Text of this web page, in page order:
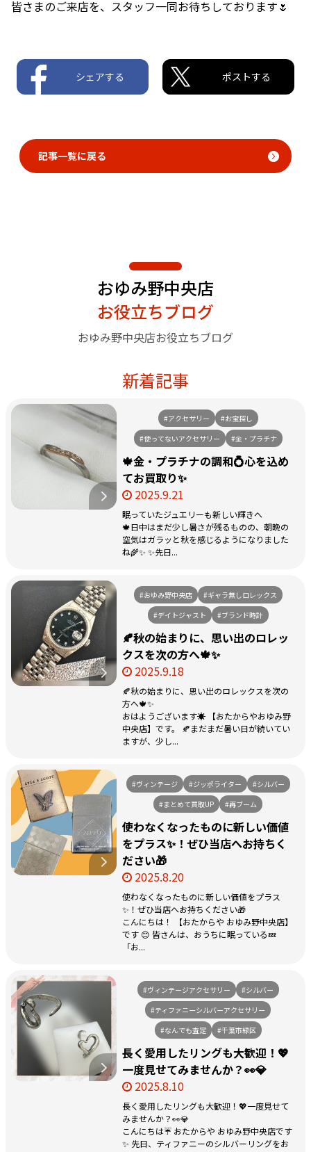
皆さまのご来店を、スタッフ一同お待ちしております🌷
シェアする ポストする
記事一覧に戻る
おゆみ野中央店
お役立ちブログ
おゆみ野中央店お役立ちブログ
新着記事
#アクセサリー
#お宝探し
#使ってないアクセサリー
#金・プラチナ
🍁金・プラチナの調和💍心を込め
てお買取り✨
2025.9.21
眠っていたジュエリーも新しい輝きへ
🍁日中はまだ少し暑さが残るものの、朝晩の
空気はガラッと秋を感じるようになりました
ね🌾✨ ✨先日...
#おゆみ野中央店
#ギャラ無しロレックス
#デイトジャスト
#ブランド時計
🍂秋の始まりに、思い出のロレッ
クスを次の方へ🍁✨
2025.9.18
🍂秋の始まりに、思い出のロレックスを次の
方へ🍁✨
おはようございます☀ 【おたからやおゆみ野
中央店】です。 🍂まだまだ暑い日が続いてい
ますが、少し...
#ヴィンテージ #ジッポライター
#シルバー
#まとめて買取UP
#再ブーム
使わなくなったものに新しい価値
をプラス✨！ぜひ当店へお持ちく
ださい🎁
2025.8.20
使わなくなったものに新しい価値をプラス
✨！ぜひ当店へお持ちください🎁
こんにちは！ 【おたからや おゆみ野中央店】
です 😊 皆さんは、おうちに眠っている💤
「お...
#ヴィンテージアクセサリー
#シルバー
#ティファニーシルバーアクセサリー
#なんでも査定
#千葉市緑区
長く愛用したリングも大歓迎！💖
一度見せてみませんか？👀💎
2025.8.10
長く愛用したリングも大歓迎！💖一度見せて
みませんか？👀💎
こんにちは☔ おたからや おゆみ野中央店です
✨ 先日、ティファニーのシルバーリングをお